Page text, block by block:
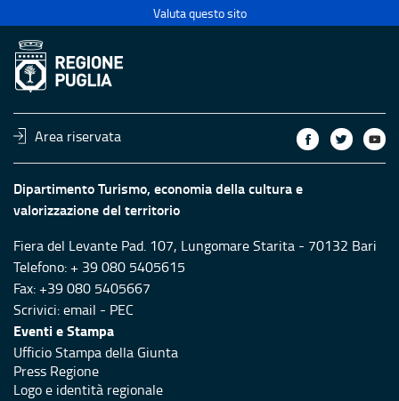
Valuta questo sito
Area riservata
Dipartimento Turismo, economia della cultura e
valorizzazione del territorio
Fiera del Levante Pad. 107, Lungomare Starita - 70132 Bari
Telefono: + 39 080 5405615
Fax: +39 080 5405667
Scrivici:email - PEC
Eventi e Stampa
Ufficio Stampa della Giunta
Press Regione
Logo e identità regionale